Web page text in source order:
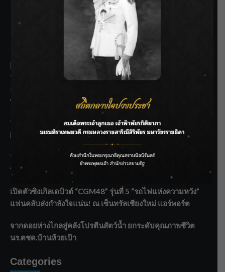
SIAMRATH VARIETY
THE BEST ENTERTAINMENT
Recent Posts
ลุยไม่หยุด!! กรมชลฯ เร่งเคลียร์ผักตบชวา-ติดตั้งเครื่องสูบน้ำ
ทั่วไทย
“BILLKIN” สร้างความภาคภูมิใจ คว้ารางวัลใหญ่ Weibo
Malaysia พร้อมโชว์สุดประทับใจ
“สุริยะ” สั่งกรมชลฯ เฝ้าระวังน้ำ 24 ชม. รับมือฝนสิงหาคม
บริหารเชิงรุกลดเสี่ยงน้ำท่วม
เปิดตัวซิงเกิลเดบิวต์ “CGM48” รุ่นที่ 5 “รถไฟแห่งความหวัง”
แฟนคลับส่งกำลังใจแน่น! ณ เซ็นทรัลเชียงใหม่ แอร์พอร์ต
จากดอยห่างไกลสู่คลังโปรตีนสัตว์น้ำ ยกระดับคุณภาพชีวิต
นร.ตชด.บ้านห้วยเป้า
Categories